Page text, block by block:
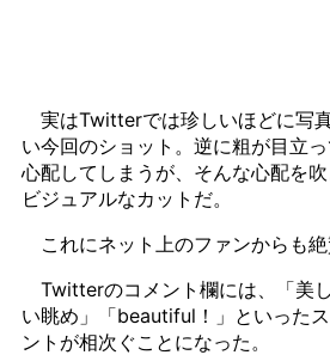
実はTwitterでは珍しいほどに写
い今回のショット。逆に粗が目立
心配してしまうが、そんな心配を
ビジュアルなカットだ。
これにネット上のファンからも絶
Twitterのコメント欄には、「美
い眺め」「beautiful！」といった
ントが相次ぐことになった。